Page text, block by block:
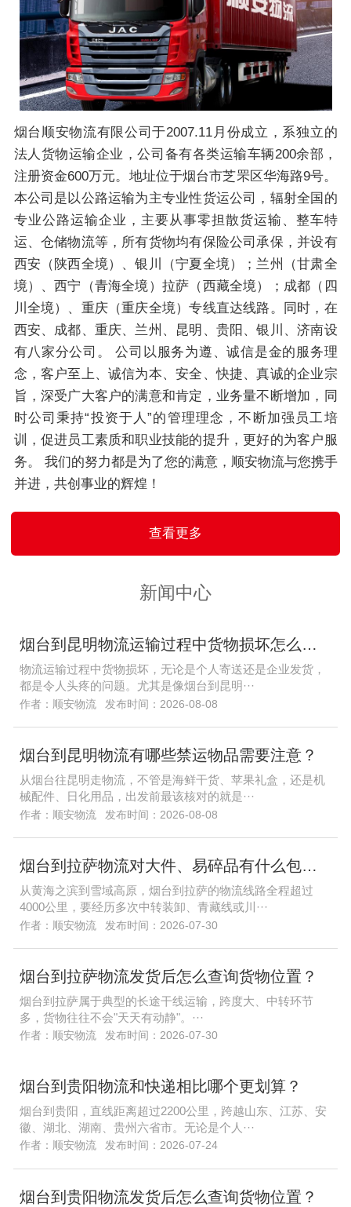
烟台顺安物流有限公司于2007.11月份成立，系独立的
法人货物运输企业，公司备有各类运输车辆200余部，
注册资金600万元。地址位于烟台市芝罘区华海路9号。
本公司是以公路运输为主专业性货运公司，辐射全国的
专业公路运输企业，主要从事零担散货运输、整车特
运、仓储物流等，所有货物均有保险公司承保，并设有
西安（陕西全境）、银川（宁夏全境）；兰州（甘肃全
境）、西宁（青海全境）拉萨（西藏全境）；成都（四
川全境）、重庆（重庆全境）专线直达线路。同时，在
西安、成都、重庆、兰州、昆明、贵阳、银川、济南设
有八家分公司。 公司以服务为遵、诚信是金的服务理
念，客户至上、诚信为本、安全、快捷、真诚的企业宗
旨，深受广大客户的满意和肯定，业务量不断增加，同
时公司秉持“投资于人”的管理理念，不断加强员工培
训，促进员工素质和职业技能的提升，更好的为客户服
务。 我们的努力都是为了您的满意，顺安物流与您携手
并进，共创事业的辉煌！
查看更多
新闻中心
烟台到昆明物流运输过程中货物损坏怎么办？
物流运输过程中货物损坏，无论是个人寄送还是企业发货，
都是令人头疼的问题。尤其是像烟台到昆明···
作者：顺安物流 发布时间：2026-08-08
烟台到昆明物流有哪些禁运物品需要注意？
从烟台往昆明走物流，不管是海鲜干货、苹果礼盒，还是机
械配件、日化用品，出发前最该核对的就是···
作者：顺安物流 发布时间：2026-08-08
烟台到拉萨物流对大件、易碎品有什么包装要求？
从黄海之滨到雪域高原，烟台到拉萨的物流线路全程超过
4000公里，要经历多次中转装卸、青藏线或川···
作者：顺安物流 发布时间：2026-07-30
烟台到拉萨物流发货后怎么查询货物位置？
烟台到拉萨属于典型的长途干线运输，跨度大、中转环节
多，货物往往不会"天天有动静"。···
作者：顺安物流 发布时间：2026-07-30
烟台到贵阳物流和快递相比哪个更划算？
烟台到贵阳，直线距离超过2200公里，跨越山东、江苏、安
徽、湖北、湖南、贵州六省市。无论是个人···
作者：顺安物流 发布时间：2026-07-24
烟台到贵阳物流发货后怎么查询货物位置？